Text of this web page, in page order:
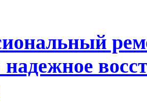
надежное